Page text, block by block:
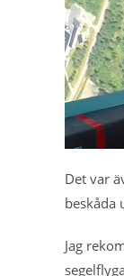
Det var
beskåda
Jag